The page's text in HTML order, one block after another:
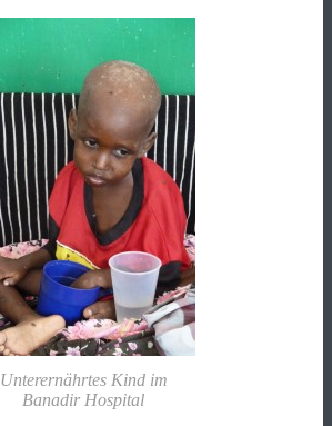
Unterernährtes Kind im
Banadir Hospital